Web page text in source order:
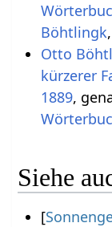
Böhtlingk,
Otto
kürzerer
1889,
Siehe
[